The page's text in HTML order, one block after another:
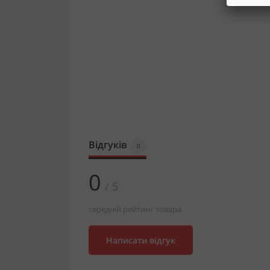
Відгуків 0
0 / 5
середній рейтинг товара
Написати відгук